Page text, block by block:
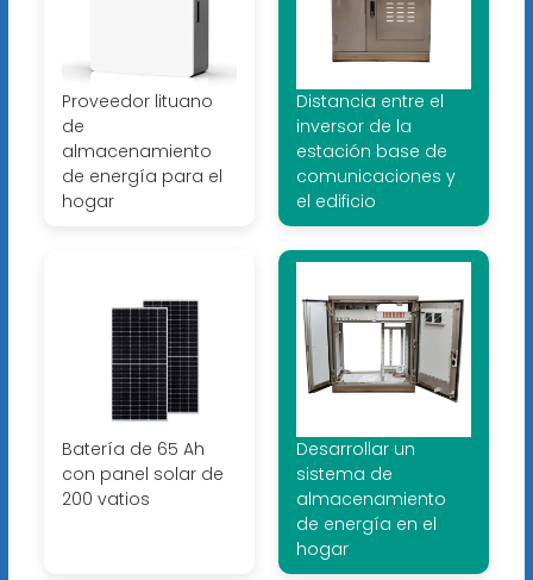
Proveedor lituano
de
almacenamiento
de energía para el
hogar
Distancia entre el
inversor de la
estación base de
comunicaciones y
el edificio
Batería de 65 Ah
con panel solar de
200 vatios
Desarrollar un
sistema de
almacenamiento
de energía en el
hogar